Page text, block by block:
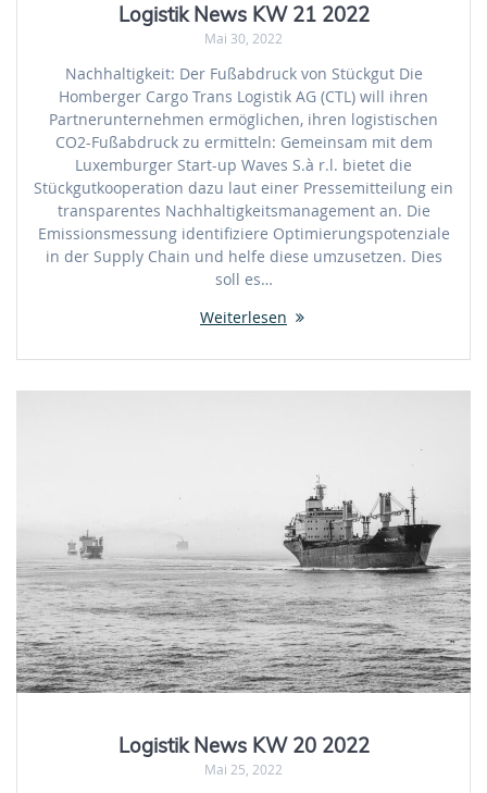
Logistik News KW 21 2022
Mai 30, 2022
Nachhaltigkeit: Der Fußabdruck von Stückgut Die
Homberger Cargo Trans Logistik AG (CTL) will ihren
Partnerunternehmen ermöglichen, ihren logistischen
CO2-Fußabdruck zu ermitteln: Gemeinsam mit dem
Luxemburger Start-up Waves S.à r.l. bietet die
Stückgutkooperation dazu laut einer Pressemitteilung ein
transparentes Nachhaltigkeitsmanagement an. Die
Emissionsmessung identifiziere Optimierungspotenziale
in der Supply Chain und helfe diese umzusetzen. Dies
soll es…
Weiterlesen
Logistik News KW 20 2022
Mai 25, 2022